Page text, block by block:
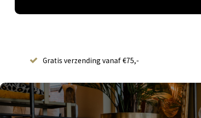
Gratis verzending vanaf €75,-